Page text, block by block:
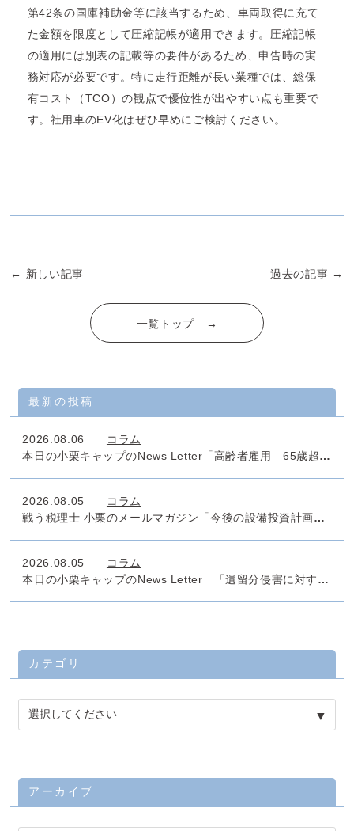
第42条の国庫補助金等に該当するため、車両取得に充て
た金額を限度として圧縮記帳が適用できます。圧縮記帳
の適用には別表の記載等の要件があるため、申告時の実
務対応が必要です。特に走行距離が長い業種では、総保
有コスト（TCO）の観点で優位性が出やすい点も重要で
す。社用車のEV化はぜひ早めにご検討ください。
← 新しい記事 過去の記事 →
一覧トップ →
最新の投稿
2026.08.06
コラム
本日の小栗キャップのNews Letter「高齢者雇用 65歳超雇用推進助成金」
2026.08.05
コラム
戦う税理士 小栗のメールマガジン「今後の設備投資計画のタックスマネジメントは万全でしょうか」No.1011
2026.08.05
コラム
本日の小栗キャップのNews Letter 「遺留分侵害に対する課税」
カテゴリ
アーカイブ